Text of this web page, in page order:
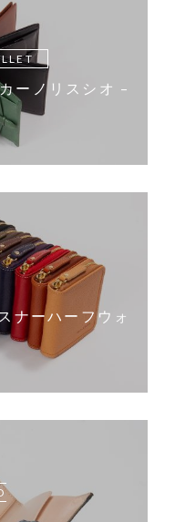
ーノリスシオ –
ナーハーフウォ